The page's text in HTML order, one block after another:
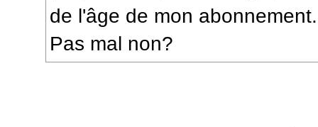
de l'âge de mon abonnement.
Pas mal non?